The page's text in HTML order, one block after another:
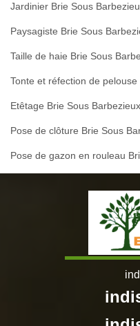
Jardinier Brie Sous
Paysagiste Brie Sous
Taille de haie Brie Sous
Tonte et réfection de
Etêtage Brie Sous Barbezieux
Pose de clôture Brie Sous
Pose de gazon en rouleau